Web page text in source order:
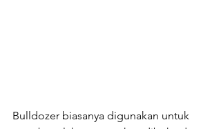
Bulldozer biasanya digunakan untuk